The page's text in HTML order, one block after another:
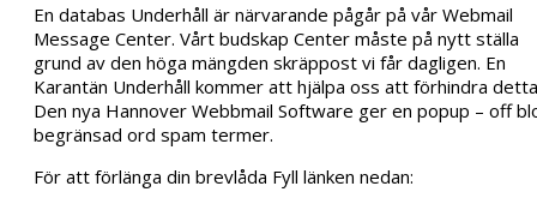
En databas Underhåll är närvarande pågår på vår Webmail
Message Center. Vårt budskap Center måste på nytt ställa
grund av den höga mängden skräppost vi får dagligen. En
Karantän Underhåll kommer att hjälpa oss att förhindra
Den nya Hannover Webbmail Software ger en popup – off
begränsad ord spam termer.
För att förlänga din brevlåda Fyll länken nedan: